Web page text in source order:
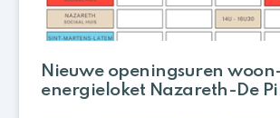
Nieuwe openingsuren
energieloket Nazareth-De